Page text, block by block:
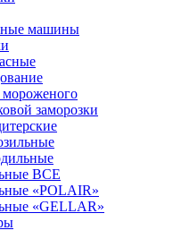
машины
заморозки
ВСЕ
«POLAIR»
«GELLAR»